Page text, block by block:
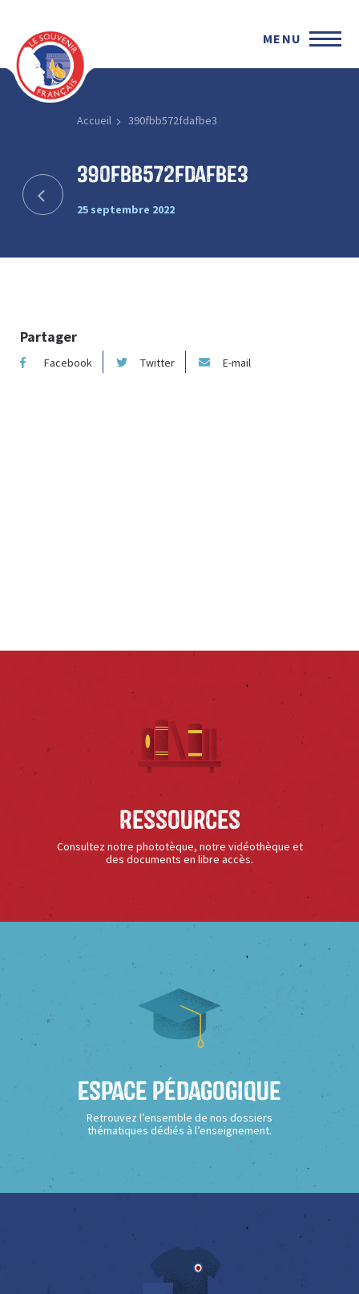
MENU
Accueil 390fbb572fdafbe3
390fbb572fdafbe3
25 septembre 2022
Partager
Facebook Twitter E-mail
Ressources
Consultez notre phototèque, notre vidéothèque et
des documents en libre accès.
Espace Pédagogique
Retrouvez l’ensemble de nos dossiers
thématiques dédiés à l’enseignement.